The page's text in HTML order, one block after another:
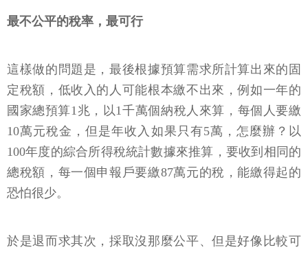
最不公平的稅率，最可行
這樣做的問題是，最後根據預算需求所計算出來的固
定稅額，低收入的人可能根本繳不出來，例如一年的
國家總預算1兆，以1千萬個納稅人來算，每個人要繳
10萬元稅金，但是年收入如果只有5萬，怎麼辦？以
100年度的綜合所得稅統計數據來推算，要收到相同的
總稅額，每一個申報戶要繳87萬元的稅，能繳得起的
恐怕很少。
於是退而求其次，採取沒那麼公平、但是好像比較可